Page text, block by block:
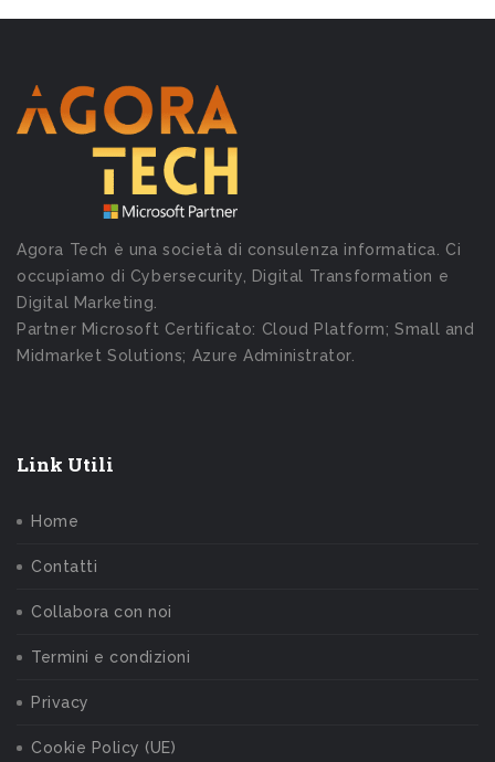
Agora Tech è una società di consulenza informatica. Ci
occupiamo di Cybersecurity, Digital Transformation e
Digital Marketing.
Partner Microsoft Certificato: Cloud Platform; Small and
Midmarket Solutions; Azure Administrator.
Link Utili
Home
Contatti
Collabora con noi
Termini e condizioni
Privacy
Cookie Policy (UE)